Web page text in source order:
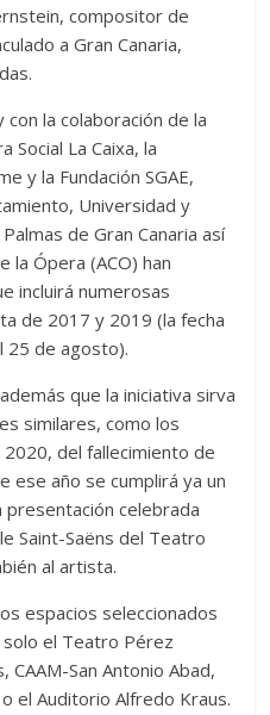
compositor de
a Gran Canaria,
la colaboración de la
Social La Caixa, la
y la Fundación SGAE,
Universidad y
de Gran Canaria así
la Ópera (ACO) han
incluirá numerosas
de 2017 y 2019 (la fecha
25 de agosto).
que la iniciativa sirva
similares, como los
del fallecimiento de
ese año se cumplirá ya un
presentación celebrada
Saint-Saëns del Teatro
al artista.
espacios seleccionados
el Teatro Pérez
CAAM-San Antonio Abad,
el Auditorio Alfredo Kraus.